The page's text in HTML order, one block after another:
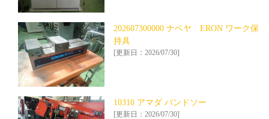
202607300000 ナベヤ ERON ワーク保
持具
[更新日：2026/07/30]
10310 アマダ バンドソー
[更新日：2026/07/30]